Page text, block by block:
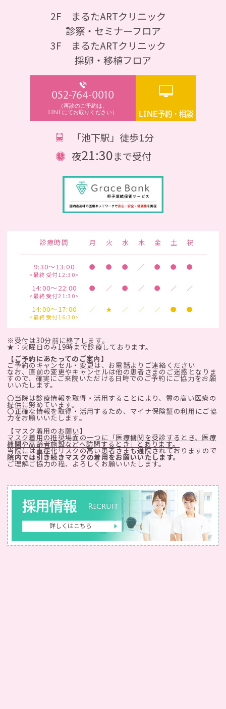
2F まるたARTクリニック
診察・セミナーフロア
3F まるたARTクリニック
採卵・移植フロア
052-764-0010
（再診のご予約は、
LINEにてお取りください） LINE予約・相談
「池下駅」徒歩1分
夜21:30まで受付
診療時間 月 火 水 木 金 土 祝
9:30～13:00
<最終受付12:30>
● ● ● ／ ● ● ●
14:00～22:00
<最終受付21:30>
● ／ ● ／ ● ／ ／
14:00～17:00
<最終受付16:30>
／ ★ ／ ／ ／ ● ●
※受付は30分前に終了します。
★：火曜日のみ19時まで診療しております。
【ご予約にあたってのご案内】
ご予約のキャンセル・変更は、お電話よりご連絡ください
なお、直前の変更やキャンセルは他の患者さまのご迷惑となりま
すので、確実にご来院いただける日時でのご予約にご協力をお願
いいたします。
〇当院は診療情報を取得・活用することにより、質の高い医療の
提供に努めています。
〇正確な情報を取得・活用するため、マイナ保険証の利用にご協
力をお願いいたします。
【マスク着用のお願い】
マスク着用の推奨場面の一つに「医療機関を受診するとき、医療
機関や高齢者施設などへ訪問するとき」とあります。
当院には重症化リスクの高い患者さまも通院されておりますので
院内では引き続きマスクの着用をお願いいたします。
ご理解ご協力の程、よろしくお願いいたします。
採用情報 Recruit
詳しくはこちら